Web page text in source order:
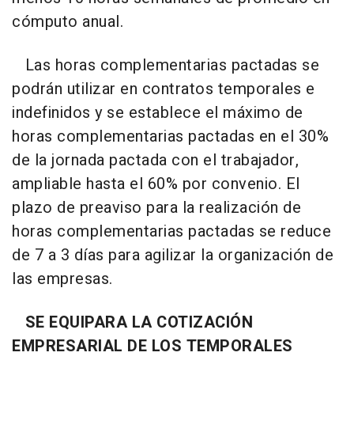
cómputo anual.
Las horas complementarias pactadas se
podrán utilizar en contratos temporales e
indefinidos y se establece el máximo de
horas complementarias pactadas en el 30%
de la jornada pactada con el trabajador,
ampliable hasta el 60% por convenio. El
plazo de preaviso para la realización de
horas complementarias pactadas se reduce
de 7 a 3 días para agilizar la organización de
las empresas.
SE EQUIPARA LA COTIZACIÓN
EMPRESARIAL DE LOS TEMPORALES